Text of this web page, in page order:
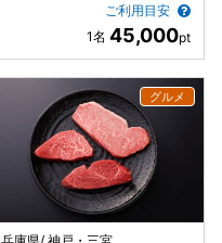
ご利用目安
45,000